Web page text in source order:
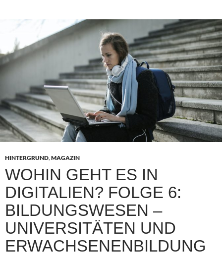
HINTERGRUND,MAGAZIN
WOHIN GEHT ES IN
DIGITALIEN? FOLGE 6:
BILDUNGSWESEN –
UNIVERSITÄTEN UND
ERWACHSENENBILDUNG